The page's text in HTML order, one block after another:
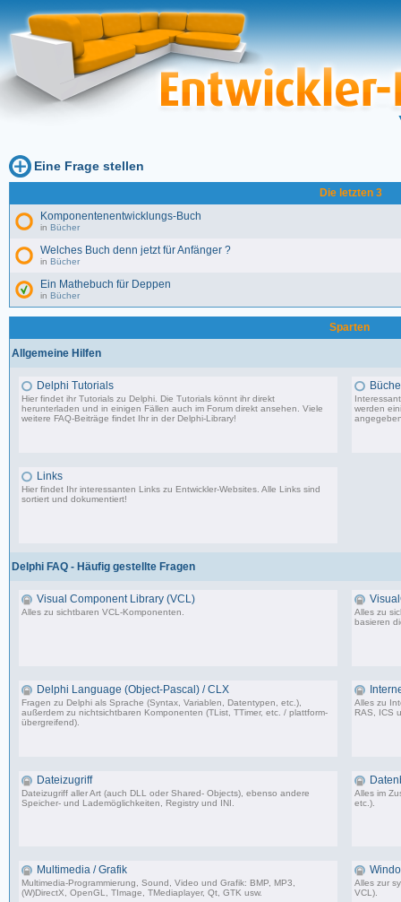
Eine Frage stellen
Die letzten 3
Komponentenentwicklungs-Buch
in Bücher
Welches Buch denn jetzt für Anfänger ?
in Bücher
Ein Mathebuch für Deppen
in Bücher
Sparten
Allgemeine Hilfen
Delphi Tutorials
Hier findet ihr Tutorials zu Delphi. Die Tutorials könnt ihr direkt
herunterladen und in einigen Fällen auch im Forum direkt ansehen. Viele
weitere FAQ-Beiträge findet Ihr in der Delphi-Library!
werden
Links
Hier findet Ihr interessanten Links zu Entwickler-Websites. Alle Links sind
sortiert und dokumentiert!
Delphi FAQ - Häufig gestellte Fragen
Visual Component Library (VCL)
Alles zu sichtbaren VCL-Komponenten.
Alles zu
basieren
Delphi Language (Object-Pascal) / CLX
Fragen zu Delphi als Sprache (Syntax, Variablen, Datentypen, etc.),
außerdem zu nichtsichtbaren Komponenten (TList, TTimer, etc. / plattform-
übergreifend).
Alles zu
RAS, ICS
Dateizugriff
Dateizugriff aller Art (auch DLL oder Shared- Objects), ebenso andere
Speicher- und Lademöglichkeiten, Registry und INI.
Alles im
etc.).
Multimedia / Grafik
Multimedia-Programmierung, Sound, Video und Grafik: BMP, MP3,
(W)DirectX, OpenGL, TImage, TMediaplayer, Qt, GTK usw.
Alles zur
VCL).